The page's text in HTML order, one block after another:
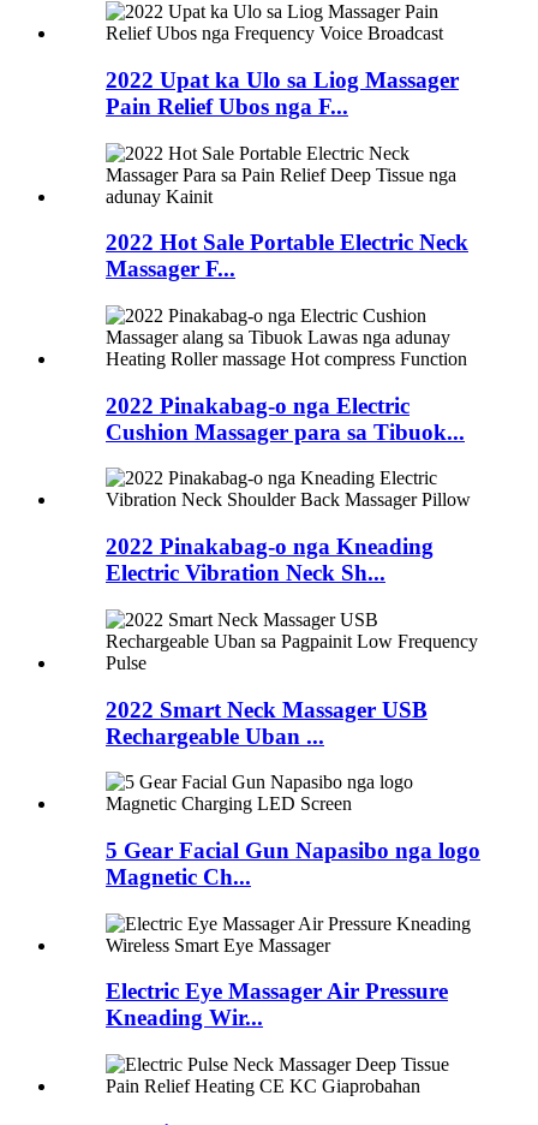
2022 Upat ka Ulo sa Liog Massager
Pain Relief Ubos nga F...
2022 Hot Sale Portable Electric Neck
Massager F...
2022 Pinakabag-o nga Electric
Cushion Massager para sa Tibuok...
2022 Pinakabag-o nga Kneading
Electric Vibration Neck Sh...
2022 Smart Neck Massager USB
Rechargeable Uban ...
5 Gear Facial Gun Napasibo nga logo
Magnetic Ch...
Electric Eye Massager Air Pressure
Kneading Wir...